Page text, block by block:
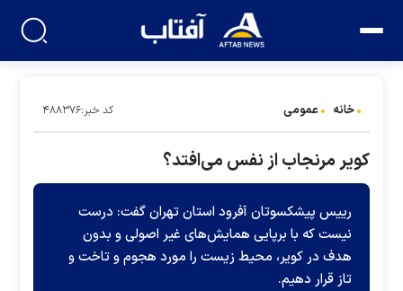
خانه عمومی کد خبر:۴۸۸۳۷۶
کویر مرنجاب از نفس می‌افتد؟
رییس پیشکسوتان آفرود استان تهران گفت: درست
نیست که با برپایی همایش‌های غیر اصولی و بدون
هدف در کویر، محیط زیست را مورد هجوم و تاخت و
تاز قرار دهیم.